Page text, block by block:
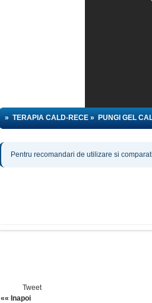
» TERAPIA CALD-RECE » PUNGI GEL
Pentru recomandari de utilizare si
Tweet
«« Inapoi